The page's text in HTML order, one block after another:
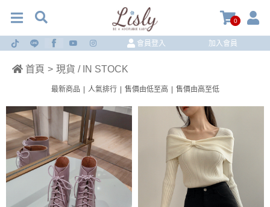
0
會員登入 加入會員
首頁 > 現貨 / IN STOCK
最新商品 人氣排行 售價由低至高 售價由高至低